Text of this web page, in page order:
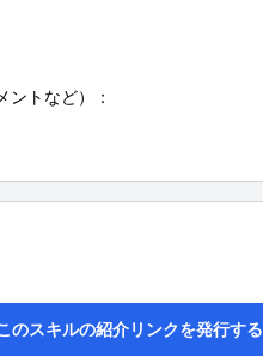
トなど）：
のスキルの紹介リンクを発行する